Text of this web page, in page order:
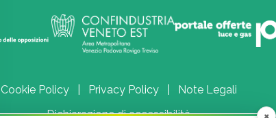
Cookie Policy Privacy Policy
Note Legali
Dichiarazione di accessibilità